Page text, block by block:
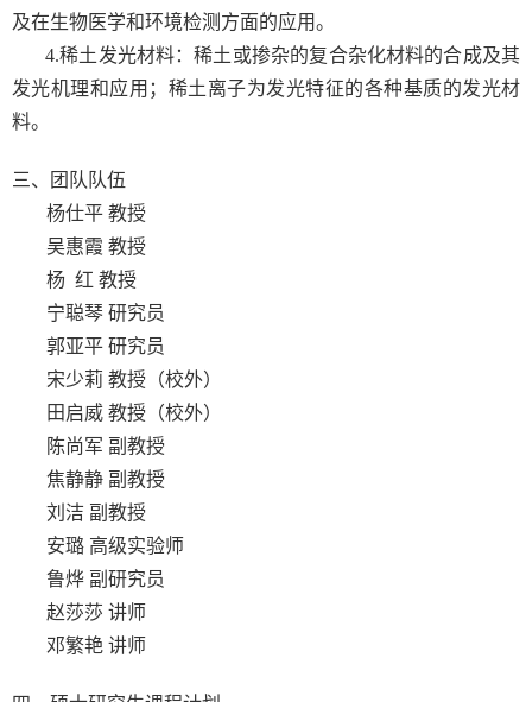
及在生物医学和环境检测方面的应用。
4.稀土发光材料：稀土或掺杂的复合杂化材料的合成及其
发光机理和应用；稀土离子为发光特征的各种基质的发光材
料。
三、团队队伍
杨仕平 教授
吴惠霞 教授
杨 红 教授
宁聪琴 研究员
郭亚平 研究员
宋少莉 教授（校外）
田启威 教授（校外）
陈尚军 副教授
焦静静 副教授
刘洁 副教授
安璐 高级实验师
鲁烨 副研究员
赵莎莎 讲师
邓繁艳 讲师